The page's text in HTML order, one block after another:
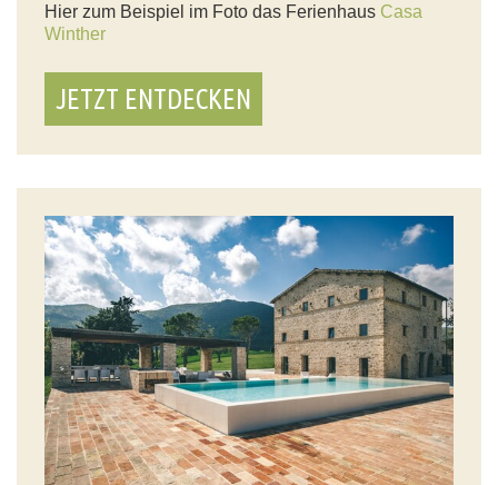
Hier zum Beispiel im Foto das Ferienhaus Casa
Winther
JETZT ENTDECKEN